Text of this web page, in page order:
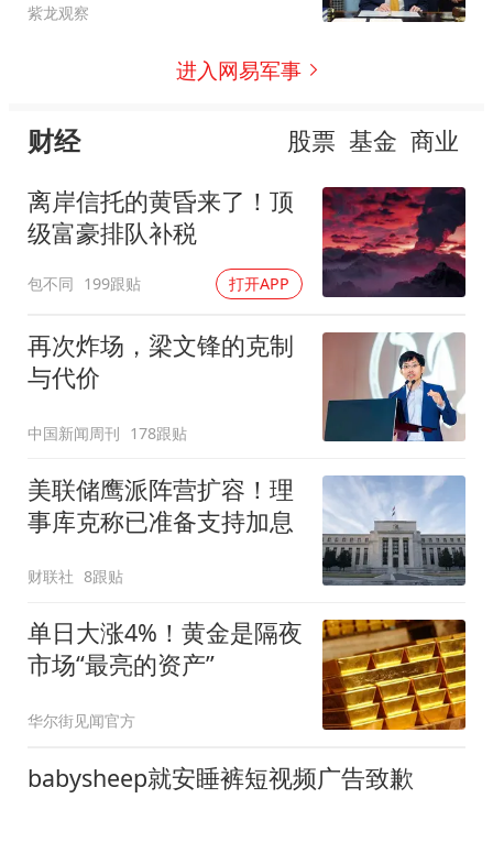
紫龙观察
进入网易军事
财经 股票 基金 商业
离岸信托的黄昏来了！顶
级富豪排队补税
包不同 199跟贴 打开APP
再次炸场，梁文锋的克制
与代价
中国新闻周刊 178跟贴
美联储鹰派阵营扩容！理
事库克称已准备支持加息
财联社 8跟贴
单日大涨4%！黄金是隔夜
市场“最亮的资产”
华尔街见闻官方
babysheep就安睡裤短视频广告致歉